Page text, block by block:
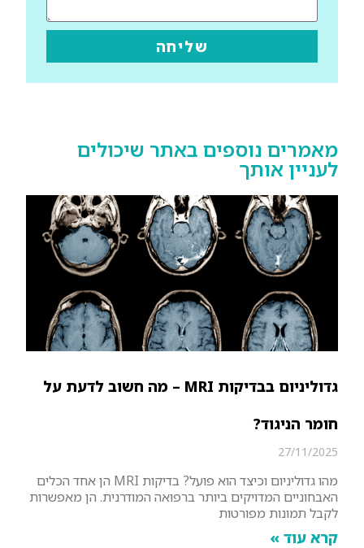
שליחה
מאמרים נוספים באתר שיכולים
לעניין אותך
גדוליניום בבדיקות MRI – מה חשוב לדעת על
חומר הניגוד?
27/11/2025
מהו גדוליניום וכיצד הוא פועל? בדיקות MRI הן אחד הכלים
האבחוניים המדויקים ביותר ברפואה המודרנית. הן מאפשרות
לקבל תמונות מפורטות
קרא עוד »